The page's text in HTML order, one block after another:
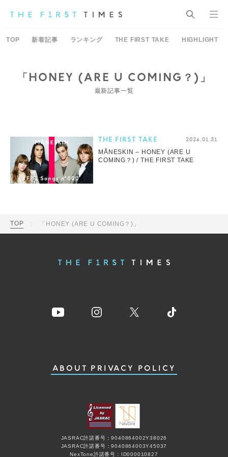
TOP 新着記事 ランキング THE FIRST TAKE HIGHLIGHT
「HONEY (ARE U COMING？)」
最新記事一覧
THE FIRST TAKE 2024.01.31
MÅNESKIN – HONEY (ARE U
COMING？) / THE FIRST TAKE
TOP 「HONEY (ARE U COMING？)」
ABOUT PRIVACY POLICY
JASRAC許諾番号：9040864002Y38026
JASRAC許諾番号：9040864003Y45037
NexTone許諾番号：ID000010827